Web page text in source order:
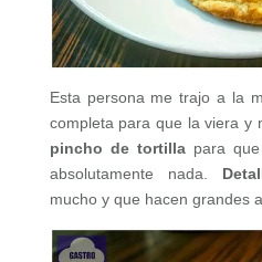
Esta persona me trajo a la
completa para que la viera y
pincho de tortilla para
absolutamente nada.
mucho y que hacen grandes